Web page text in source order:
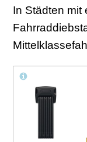
In Städten mit